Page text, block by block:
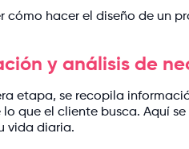
cómo hacer el diseño de un
y análisis de
etapa, se recopila
que el cliente busca. Aquí
vida diaria.